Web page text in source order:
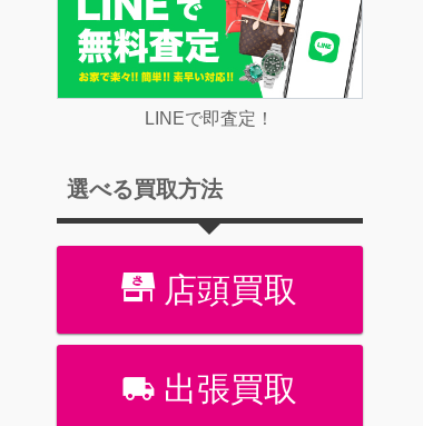
LINEで即査定！
選べる買取方法
店頭買取
出張買取